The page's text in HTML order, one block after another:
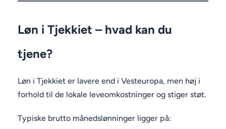
Løn i Tjekkiet – hvad kan du
tjene?
Løn i Tjekkiet er lavere end i Vesteuropa, men høj i
forhold til de lokale leveomkostninger og stiger støt.
Typiske brutto månedslønninger ligger på: